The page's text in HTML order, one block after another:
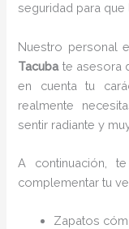
seguridad para
Nuestro personal
Tacubate asesora
en cuenta tu
realmente
sentir radiante y
A continuación,
complementar tu
Zapatos